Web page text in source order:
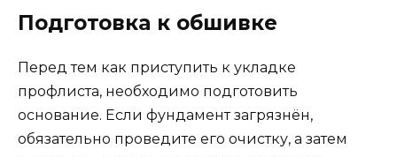
Подготовка к обшивке
Перед тем как приступить к укладке
профлиста, необходимо подготовить
основание. Если фундамент загрязнён,
обязательно проведите его очистку, а затем